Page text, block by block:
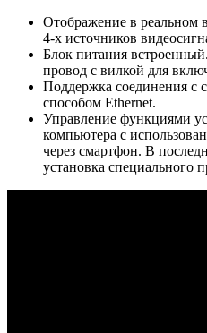
Отображение в реальном
4-х источников
Блок питания
провод с вилкой для
Поддержка соединения с
способом Ethernet.
Управление функциями
компьютера с
через смартфон. В
установка специального